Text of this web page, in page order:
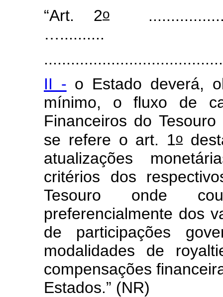
“Art. 2o
…..........
II - o Estado deverá,
mínimo, o fluxo de
Financeiros do
se refere o art. 1o
atualizações
critérios dos
Tesouro onde
preferencialmente dos
de participações
modalidades de
compensações
Estados.” (NR)